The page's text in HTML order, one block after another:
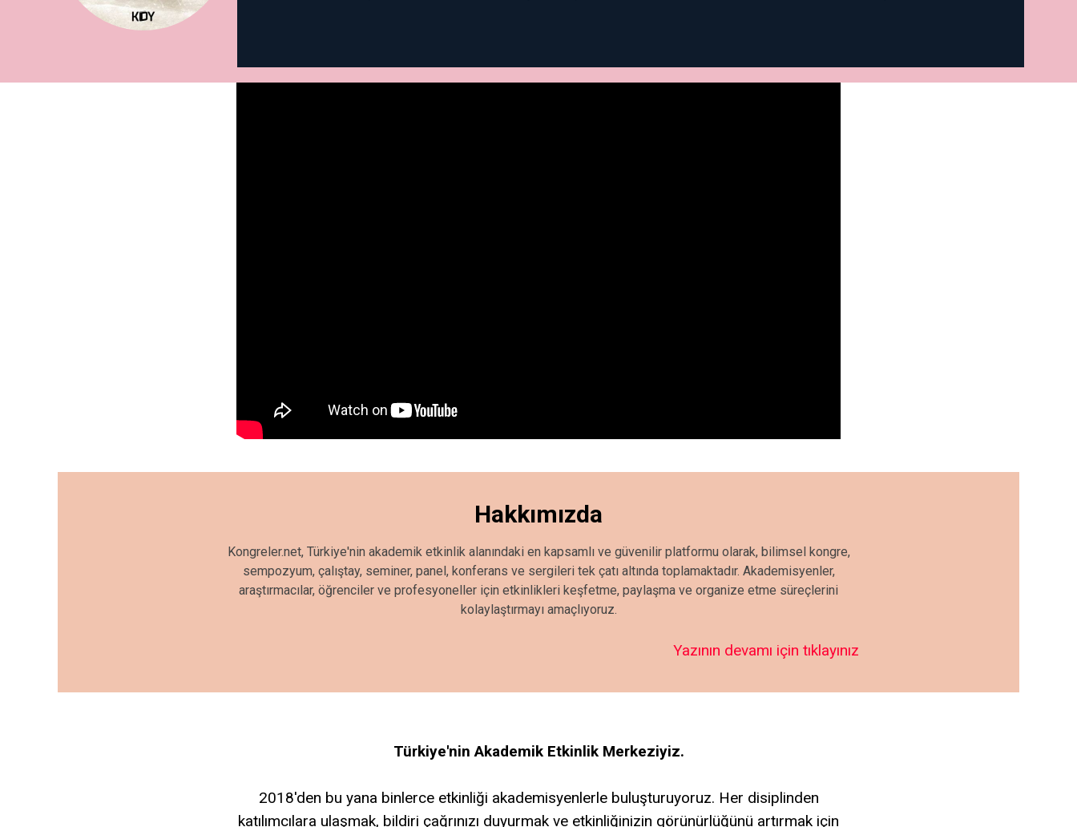
Hakkımızda
Kongreler.net, Türkiye'nin akademik etkinlik alanındaki en kapsamlı ve güvenilir platformu olarak, bilimsel kongre,
sempozyum, çalıştay, seminer, panel, konferans ve sergileri tek çatı altında toplamaktadır. Akademisyenler,
araştırmacılar, öğrenciler ve profesyoneller için etkinlikleri keşfetme, paylaşma ve organize etme süreçlerini
kolaylaştırmayı amaçlıyoruz.
Yazının devamı için tıklayınız
Türkiye'nin Akademik Etkinlik Merkeziyiz.
2018'den bu yana binlerce etkinliği akademisyenlerle buluşturuyoruz. Her disiplinden
katılımcılara ulaşmak, bildiri çağrınızı duyurmak ve etkinliğinizin görünürlüğünü artırmak için